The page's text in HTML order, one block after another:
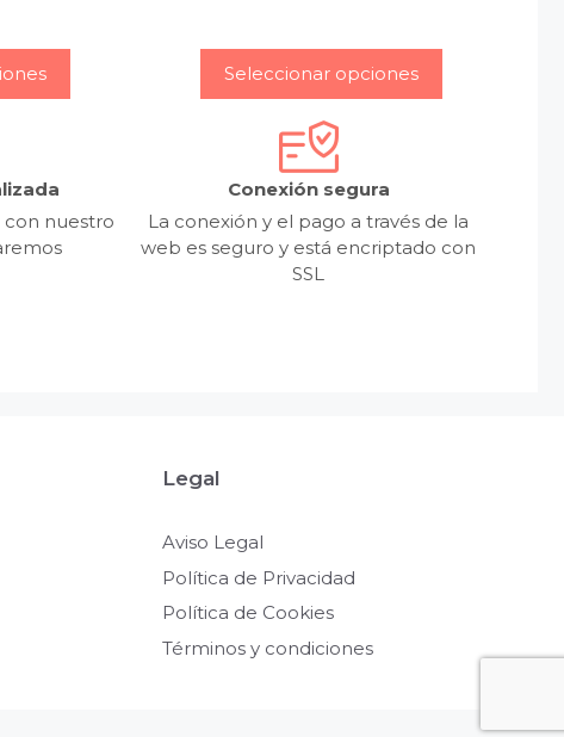
Seleccionar opciones
con nuestro
Conexión segura
La conexión y el pago a través de la
web es seguro y está encriptado con
SSL
Legal
Aviso Legal
Política de Privacidad
Política de Cookies
Términos y condiciones